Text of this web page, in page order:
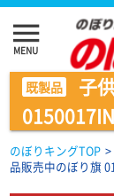
menu
MENU
既製品
子
0150017IN
のぼりキングTOP >
品販売中のぼり旗